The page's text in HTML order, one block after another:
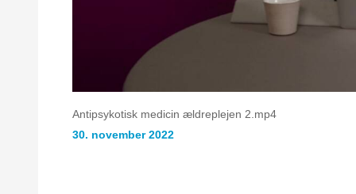
Antipsykotisk medicin ældreplejen 2.mp4
30. november 2022